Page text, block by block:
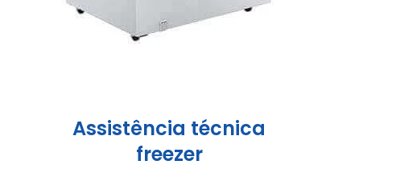
Assistência técnica
freezer